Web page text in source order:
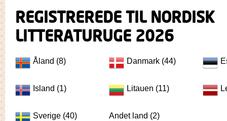
REGISTREREDE TIL NORDISK
LITTERATURUGE 2026
Åland (8) Danmark (44)
Island (1) Litauen (11)
Sverige (40) Andet land (2)